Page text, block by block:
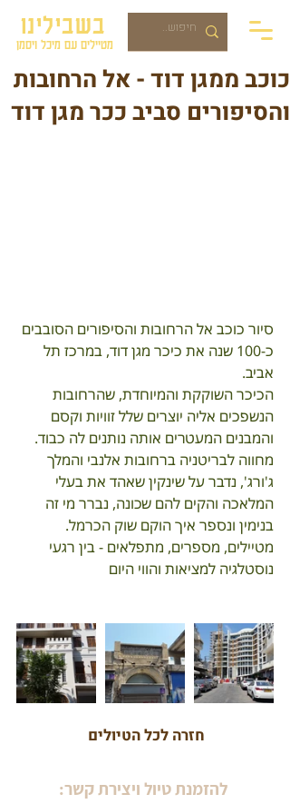
בשבילינו
מטיילים עם מיכל ויסמן
כוכב ממגן דוד - אל הרחובות
והסיפורים סביב ככר מגן דוד
סיור כוכב אל הרחובות והסיפורים הסובבים
כ-100 שנה את כיכר מגן דוד, במרכז תל
אביב.
הכיכר השוקקת והמיוחדת, שהרחובות
הנשפכים אליה יוצרים שלל זוויות וקסם
והמבנים המעטרים אותה נותנים לה כבוד.
מחווה לבריטניה ברחובות אלנבי והמלך
ג'ורג', נדבר על שינקין שאהד את בעלי
המלאכה והקים להם שכונה, נברר מי זה
בנימין ונספר איך הוקם שוק הכרמל.
מטיילים, מספרים, מתפלאים - בין רגעי
נוסטלגיה למציאות והווי היום
חזרה לכל הטיולים
להזמנת טיול ויצירת קשר: